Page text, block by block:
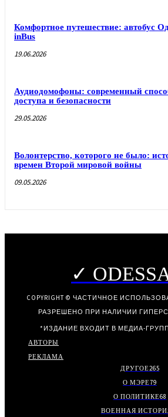
Комфортное путешествие: автобус
inBus
19.06.2026
Аудиодомофоны: современный
доступа и безопасности
29.05.2026
Волонтерство, которого не было:
времен Второй мировой войны
09.05.2026
✓
COPYRIGHT © ЧАСТИЧНОЕ
РАЗРЕШЕНО ПРИ НАЛИЧИИ
*ИЗДАНИЕ ВХОДИТ В МЕДИА-
АВТОРЫ
РЕКЛАМА
ДРУГОЕ265
О МЭРЕ79
О ПОЛИТИКЕ68
ВОЕННАЯ